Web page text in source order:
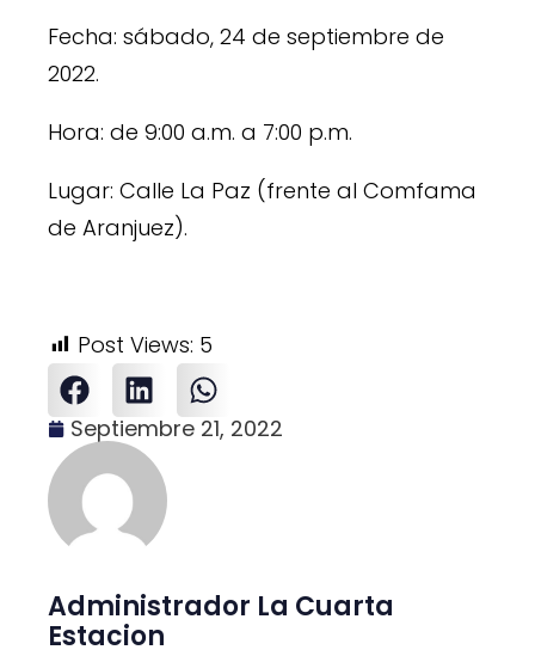
Fecha: sábado, 24 de septiembre de
2022.
Hora: de 9:00 a.m. a 7:00 p.m.
Lugar: Calle La Paz (frente al Comfama
de Aranjuez).
Post Views: 5
Septiembre 21, 2022
Administrador La Cuarta
Estacion